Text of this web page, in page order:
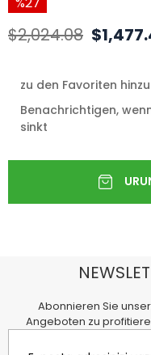
$2,024.08
zu den Favoriten
Benachrichtigen,
sinkt
Abonnieren Sie
Angeboten zu